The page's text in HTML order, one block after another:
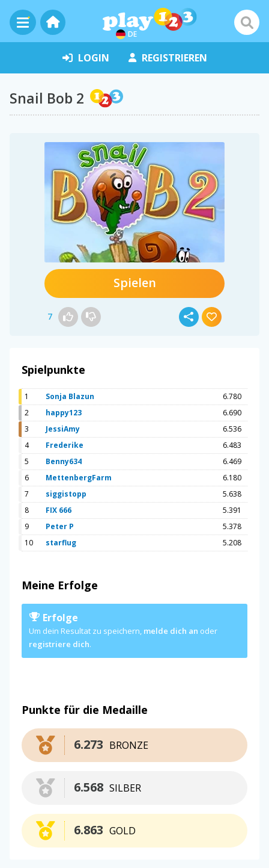
DE
LOGIN REGISTRIEREN
Snail Bob 2
Spielen
7
Spielpunkte
1 Sonja Blazun
6.780
2
happy123
6.690
3
JessiAmy
6.536
4
Frederike
6.483
5
Benny634
6.469
6
MettenbergFarm
6.180
7
siggistopp
5.638
8
FIX 666
5.391
9
Peter P
5.378
10
starflug 5.208
Meine Erfolge
Erfolge
Um dein Resultat zu speichern, melde dich an oder
registriere dich.
Punkte für die Medaille
BRONZE
6.273
SILBER
6.568
GOLD
6.863